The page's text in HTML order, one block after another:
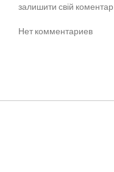
залишити свій коментар
Нет комментариев